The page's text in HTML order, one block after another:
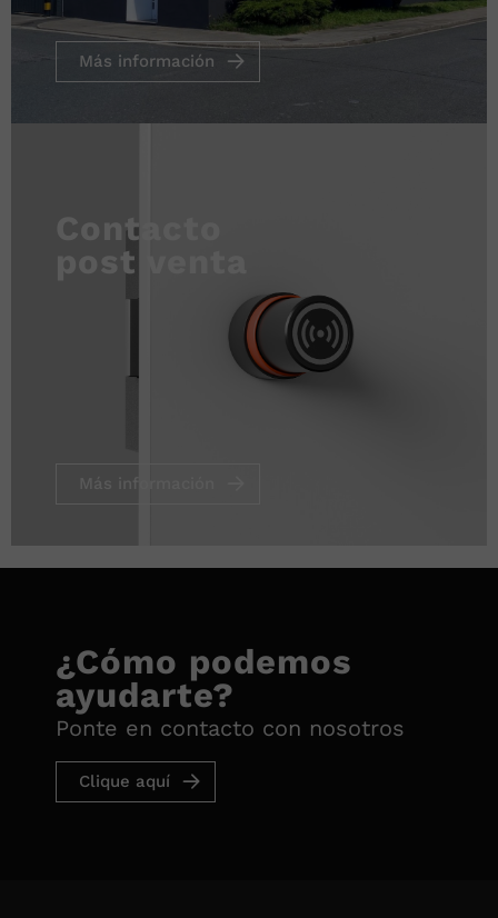
Más información
Contacto
post venta
¿Cómo podemos
ayudarte?
Ponte en contacto con nosotros
Clique aquí